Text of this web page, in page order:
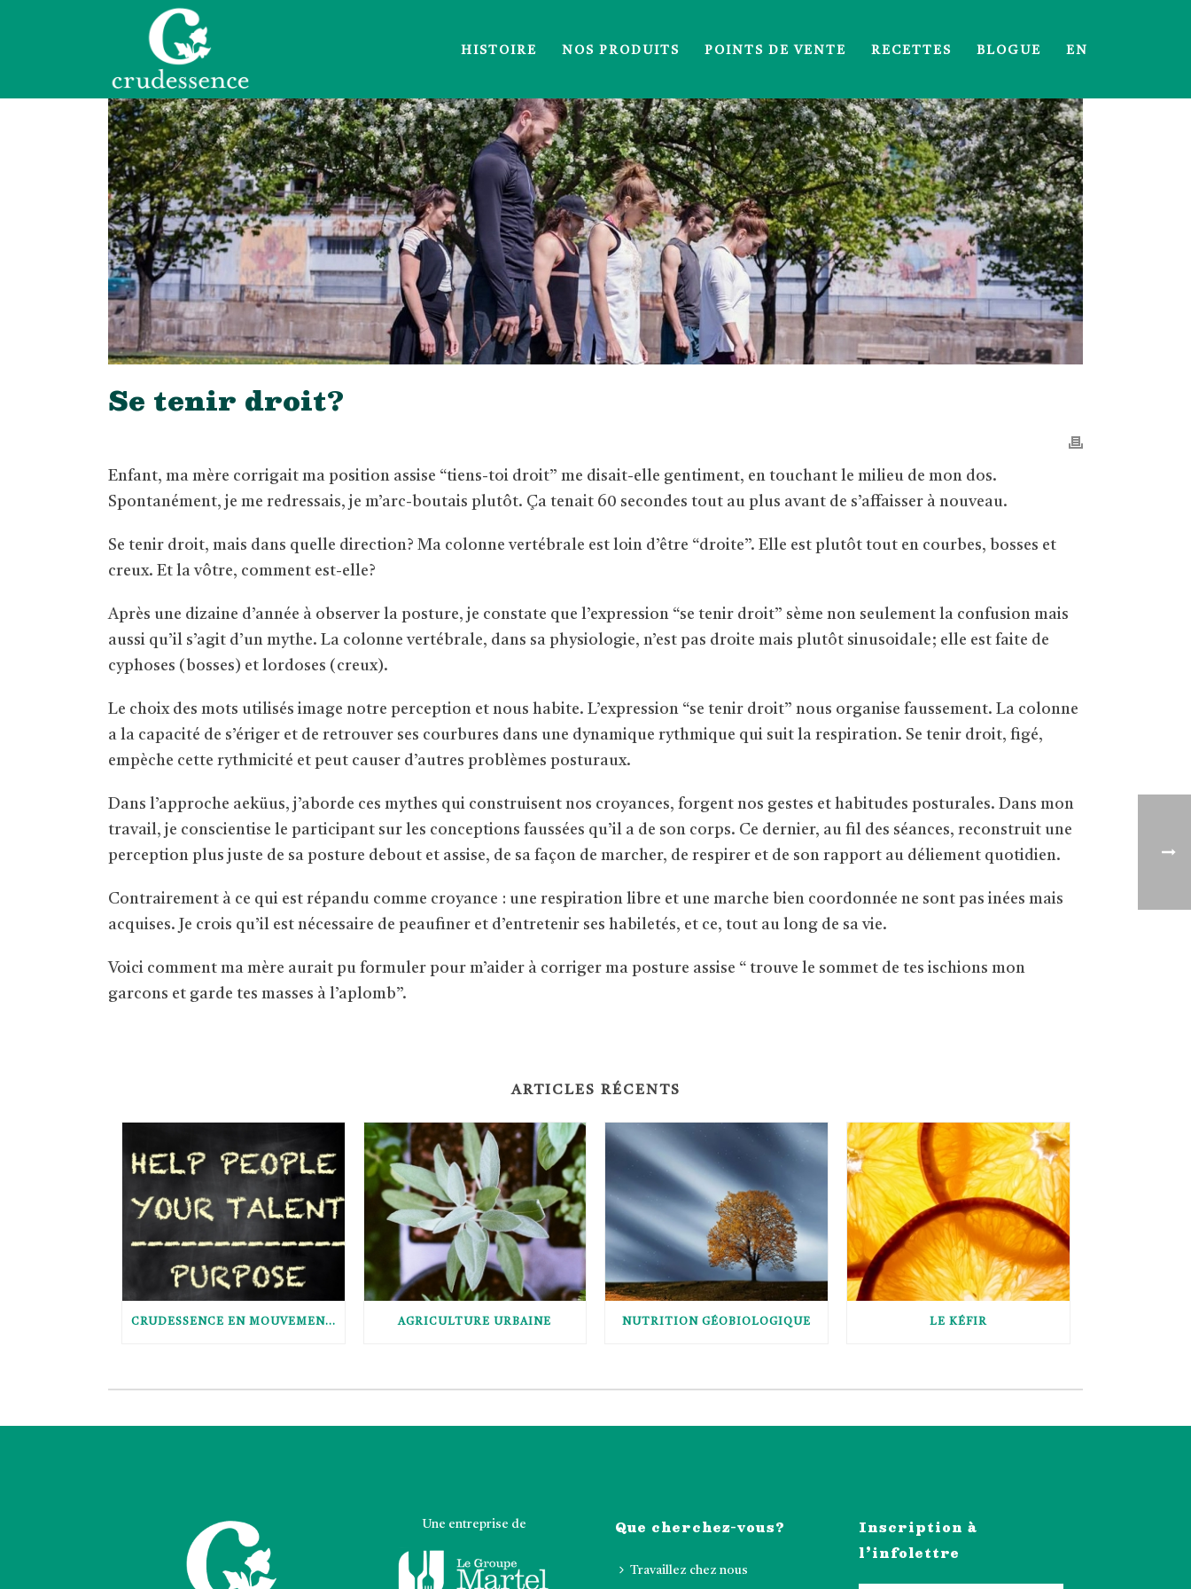
HISTOIRE NOS PRODUITS POINTS DE VENTE RECETTES BLOGUE EN
Se tenir droit?
Enfant, ma mère corrigait ma position assise “tiens-toi droit” me disait-elle gentiment, en touchant le milieu de mon dos.
Spontanément, je me redressais, je m’arc-boutais plutôt. Ça tenait 60 secondes tout au plus avant de s’affaisser à nouveau.
Se tenir droit, mais dans quelle direction? Ma colonne vertébrale est loin d’être “droite”. Elle est plutôt tout en courbes, bosses et
creux. Et la vôtre, comment est-elle?
Après une dizaine d’année à observer la posture, je constate que l’expression “se tenir droit” sème non seulement la confusion mais
aussi qu’il s’agit d’un mythe. La colonne vertébrale, dans sa physiologie, n’est pas droite mais plutôt sinusoidale; elle est faite de
cyphoses (bosses) et lordoses (creux).
Le choix des mots utilisés image notre perception et nous habite. L’expression “se tenir droit” nous organise faussement. La colonne
a la capacité de s’ériger et de retrouver ses courbures dans une dynamique rythmique qui suit la respiration. Se tenir droit, figé,
empèche cette rythmicité et peut causer d’autres problèmes posturaux.
Dans l’approche aeküus, j’aborde ces mythes qui construisent nos croyances, forgent nos gestes et habitudes posturales. Dans mon
travail, je conscientise le participant sur les conceptions faussées qu’il a de son corps. Ce dernier, au fil des séances, reconstruit une
perception plus juste de sa posture debout et assise, de sa façon de marcher, de respirer et de son rapport au déliement quotidien.
Contrairement à ce qui est répandu comme croyance : une respiration libre et une marche bien coordonnée ne sont pas inées mais
acquises. Je crois qu’il est nécessaire de peaufiner et d’entretenir ses habiletés, et ce, tout au long de sa vie.
Voici comment ma mère aurait pu formuler pour m’aider à corriger ma posture assise “ trouve le sommet de tes ischions mon
garcons et garde tes masses à l’aplomb”.
ARTICLES RÉCENTS
CRUDESSENCE EN MOUVEMENT : LE POURQUOI DU COMMENT AGRICULTURE URBAINE NUTRITION GÉOBIOLOGIQUE LE KÉFIR
Une entreprise de Que cherchez-vous?
Travaillez chez nous
Inscription à
l’infolettre